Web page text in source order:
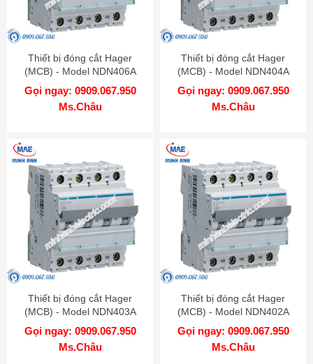
Thiết bị đóng cắt Hager
(MCB) - Model NDN406A
Gọi ngay: 0909.067.950
Ms.Châu
Thiết bị đóng cắt Hager
(MCB) - Model NDN404A
Gọi ngay: 0909.067.950
Ms.Châu
Thiết bị đóng cắt Hager
(MCB) - Model NDN403A
Gọi ngay: 0909.067.950
Ms.Châu
Thiết bị đóng cắt Hager
(MCB) - Model NDN402A
Gọi ngay: 0909.067.950
Ms.Châu